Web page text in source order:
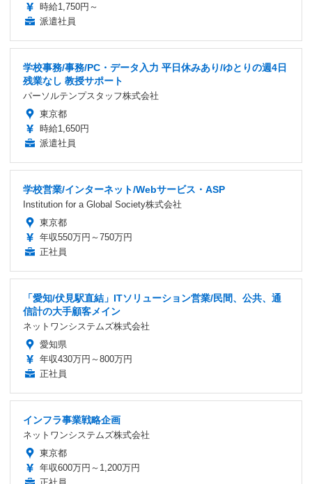
時給1,750円～
派遣社員
学校事務/事務/PC・データ入力 平日休みあり/ゆとりの週4日
残業なし 教授サポート
パーソルテンプスタッフ株式会社
東京都
時給1,650円
派遣社員
学校営業/インターネット/Webサービス・ASP
Institution for a Global Society株式会社
東京都
年収550万円～750万円
正社員
「愛知/伏見駅直結」ITソリューション営業/民間、公共、通
信計の大手顧客メイン
ネットワンシステムズ株式会社
愛知県
年収430万円～800万円
正社員
インフラ事業戦略企画
ネットワンシステムズ株式会社
東京都
年収600万円～1,200万円